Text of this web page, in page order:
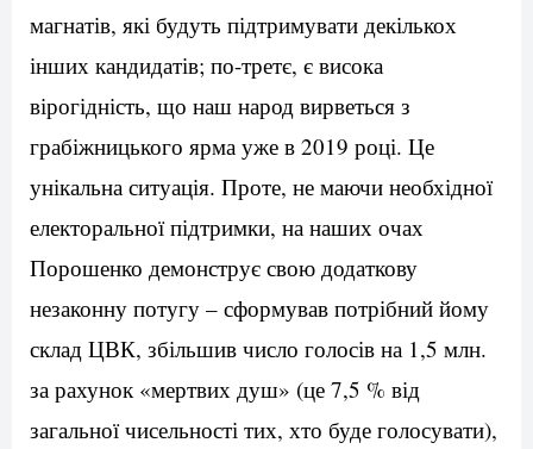
магнатів, які будуть підтримувати декількох
інших кандидатів; по-третє, є висока
вірогідність, що наш народ вирветься з
грабіжницького ярма уже в 2019 році. Це
унікальна ситуація. Проте, не маючи необхідної
електоральної підтримки, на наших очах
Порошенко демонструє свою додаткову
незаконну потугу – сформував потрібний йому
склад ЦВК, збільшив число голосів на 1,5 млн.
за рахунок «мертвих душ» (це 7,5 % від
загальної чисельності тих, хто буде голосувати),